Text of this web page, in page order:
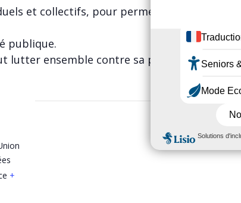
et collectifs, pour permettre à tous de
publique.
lutter ensemble contre sa prolifération.
+